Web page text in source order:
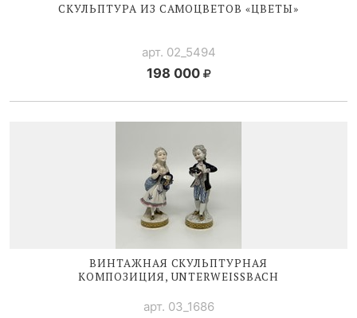
СКУЛЬПТУРА ИЗ САМОЦВЕТОВ «ЦВЕТЫ»
арт. 02_5494
198 000
ВИНТАЖНАЯ СКУЛЬПТУРНАЯ
КОМПОЗИЦИЯ, UNTERWEISSBACH
арт. 03_1686